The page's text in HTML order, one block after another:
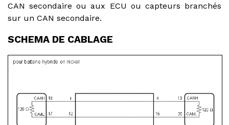
CAN secondaire ou aux ECU ou capteurs branchés
sur un CAN secondaire.
SCHEMA DE CABLAGE